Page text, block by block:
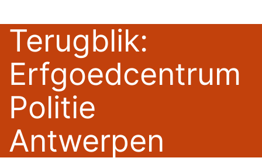
Terugblik:
Erfgoedcentrum
Politie
Antwerpen